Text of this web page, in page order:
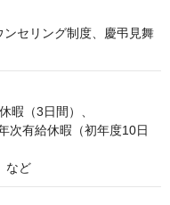
セリング制度、慶弔見舞
暇（3日間）、
次有給休暇（初年度10日
など